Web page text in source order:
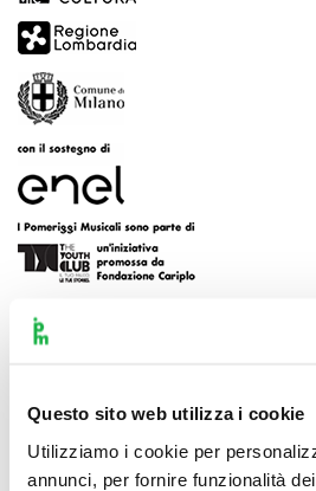
Questo sito web utilizza i cookie
Utilizziamo i cookie per
annunci, per fornire funzionalità